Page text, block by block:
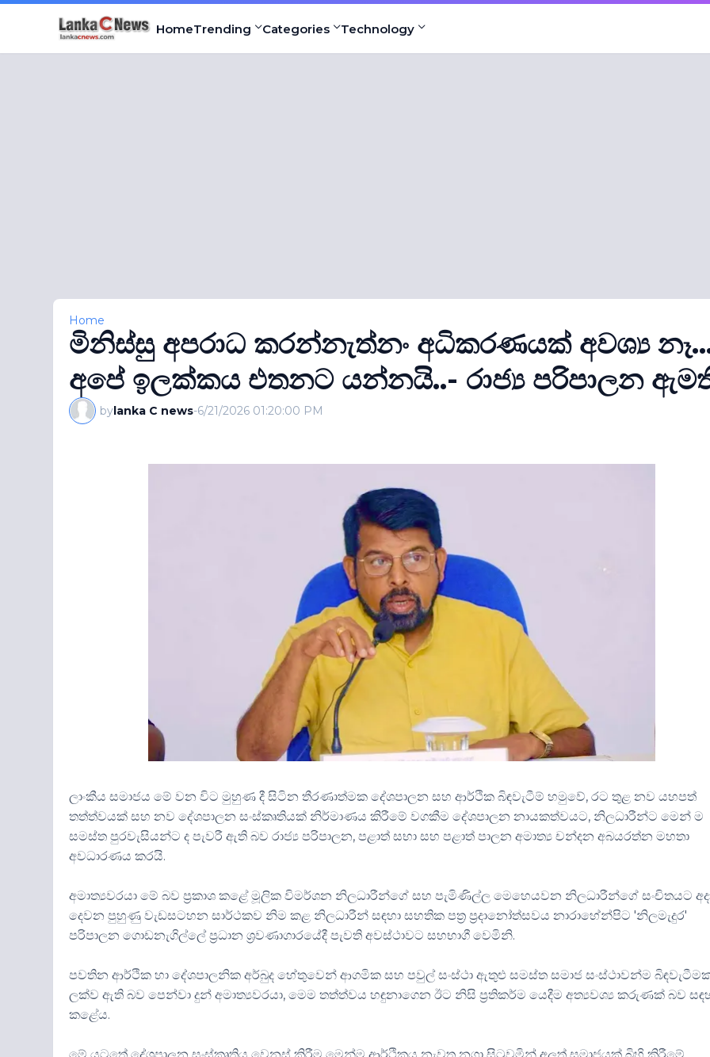
HomeTrending Categories Technology
Home
මිනිස්සු අපරාධ කරන්නැත්නං අධිකරණයක් අවශ්‍ය
අපේ ඉලක්කය එතනට යන්නයි..- රාජ්‍ය පරිපාලන
bylanka C news-6/21/2026 01:20:00 PM
ලාංකීය සමාජය මේ වන විට මුහුණ දී සිටින තීරණාත්මක දේශපාලන සහ ආර්ථික බිඳවැටීම් හමුවේ, රට තුළ නව යහපත්
තත්ත්වයක් සහ නව දේශපාලන සංස්කෘතියක් නිර්මාණය කිරීමේ වගකීම දේශපාලන නායකත්වයට, නිලධාරීන්ට මෙන් ම
සමස්ත පුරවැසියන්ට ද පැවරී ඇති බව රාජ්‍ය පරිපාලන, පළාත් සභා සහ පළාත් පාලන අමාත්‍ය චන්දන අබයරත්න මහතා
අවධාරණය කරයි.
අමාත්‍යවරයා මේ බව ප්‍රකාශ කළේ මූලික විමර්ශන නිලධාරීන්ගේ සහ පැමිණිල්ල මෙහෙයවන නිලධාරීන්ගේ සංචිතයට
දෙවන පුහුණු වැඩසටහන සාර්ථකව නිම කළ නිලධාරීන් සඳහා සහතික පත්‍ර ප්‍රදානෝත්සවය නාරාහේන්පිට 'නිලමැදුර'
පරිපාලන ගොඩනැගිල්ලේ ප්‍රධාන ශ්‍රවණාගාරයේදී පැවති අවස්ථාවට සහභාගී වෙමිනි.
පවතින ආර්ථික හා දේශපාලනික අර්බුද හේතුවෙන් ආගමික සහ පවුල් සංස්ථා ඇතුළු සමස්ත සමාජ සංස්ථාවන්ම
ලක්ව ඇති බව පෙන්වා දුන් අමාත්‍යවරයා, මෙම තත්ත්වය හඳුනාගෙන ඊට නිසි ප්‍රතිකර්ම යෙදීම අත්‍යවශ්‍ය කරුණක් බව
කළේය.
මේ යටතේ දේශපාලන සංස්කෘතිය වෙනස් කිරීම මෙන්ම ආර්ථිකය නැවත නගා සිටුවමින් අලුත් සමාජයක් බිහි කිරීමේ